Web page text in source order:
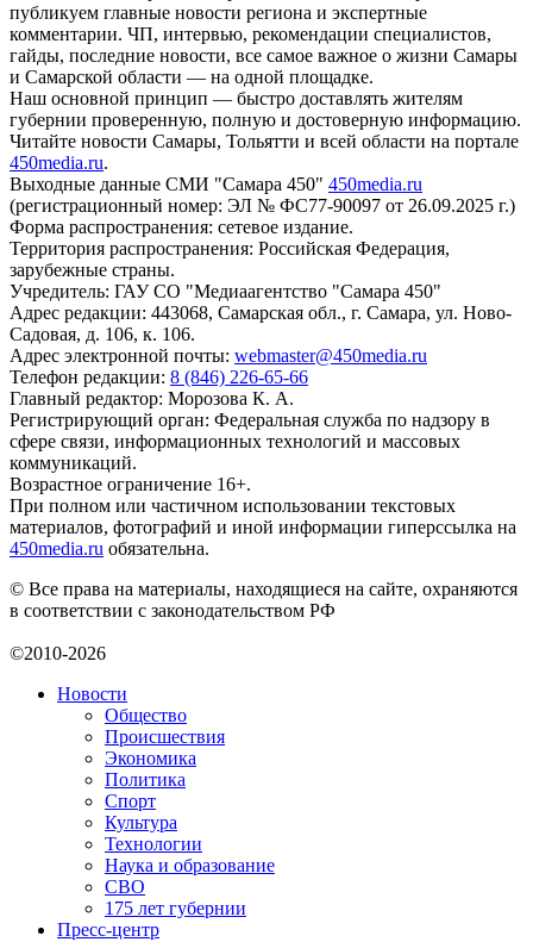
публикуем главные новости региона и экспертные
комментарии. ЧП, интервью, рекомендации специалистов,
гайды, последние новости, все самое важное о жизни Самары
и Самарской области — на одной площадке.
Наш основной принцип — быстро доставлять жителям
губернии проверенную, полную и достоверную информацию.
Читайте новости Самары, Тольятти и всей области на портале
450media.ru.
Выходные данные СМИ "Самара 450" 450media.ru
(регистрационный номер: ЭЛ № ФС77-90097 от 26.09.2025 г.)
Форма распространения: сетевое издание.
Территория распространения: Российская Федерация,
зарубежные страны.
Учредитель: ГАУ СО "Медиаагентство "Самара 450"
Адрес редакции: 443068, Самарская обл., г. Самара, ул. Ново-
Садовая, д. 106, к. 106.
Адрес электронной почты: webmaster@450media.ru
Телефон редакции: 8 (846) 226-65-66
Главный редактор: Морозова К. А.
Регистрирующий орган: Федеральная служба по надзору в
сфере связи, информационных технологий и массовых
коммуникаций.
Возрастное ограничение 16+.
При полном или частичном использовании текстовых
материалов, фотографий и иной информации гиперссылка на
450media.ru обязательна.
© Все права на материалы, находящиеся на сайте, охраняются
в соответствии с законодательством РФ
©2010-2026
Новости
Общество
Происшествия
Экономика
Политика
Спорт
Культура
Технологии
Наука и образование
СВО
175 лет губернии
Пресс-центр